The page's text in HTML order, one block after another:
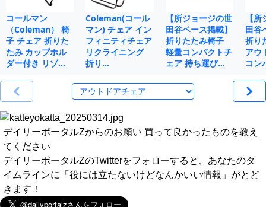
コールマン
（Coleman） 椅
子 チェア 折りた
たみ カップホル
ダー付き リゾ…
Coleman(コール
マン) チェア イン
フィニティチェア
リクライニング
折り…
【所ジョージの世
田谷ベース掲載】
折りたたみ椅子
軽量コンパクトチ
ェア 持ち運び…
【
田谷
折り
アウ
コン
デイリーポータルZからのお願い 買って良かったものを教え
てください
デイリーポータルZのTwitterをフォローすると、あなたのタ
イムラインに「役には立たないけどなんかいい情報」がとど
きます！